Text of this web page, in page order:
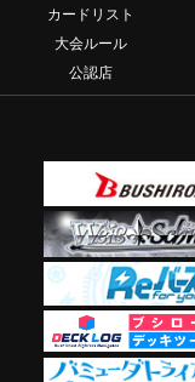
カードリスト
大会ルール
公認店